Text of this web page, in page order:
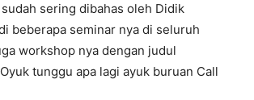
sering dibahas oleh Didik
beberapa seminar nya di seluruh
workshop nya dengan judul
tunggu apa lagi ayuk buruan Call